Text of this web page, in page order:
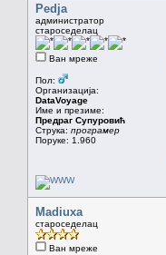
Pedja
администратор
староседелац
Ван мреже
Пол:
Организација:
DataVoyage
Име и презиме:
Предраг Супуровић
Струка: програмер
Поруке: 1.960
Madiuxa
староседелац
Ван мреже